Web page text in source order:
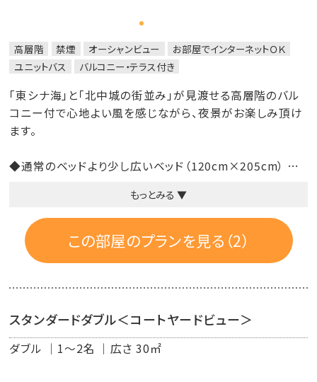
高層階 禁煙 オーシャンビュー
お部屋でインターネットＯＫ
ユニットバス
バルコニー・テラス付き
「東シナ海」と「北中城の街並み」が見渡せる高層階のバル
コニー付で心地よい風を感じながら、夜景がお楽しみ頂け
ます。
◆通常のベッドより少し広いベッド（120cm×205cm）
※1名様でご利用の際は、ベッド1台の場合がございます。
◆バルコニー付
◆自然派のシャンプー＆コンディショナー（プロハーブ）に、
◆快眠をお届けするために、上質綿を使ったベッドリネン
◆高速インターネット無料接続可能（有線ＬＡＮ）
◆Wi-Fi
もっとみる ▼
この部屋のプランを見る（2）
スタンダードダブル＜コートヤードビュー＞
ダブル 1～2名 広さ 30㎡